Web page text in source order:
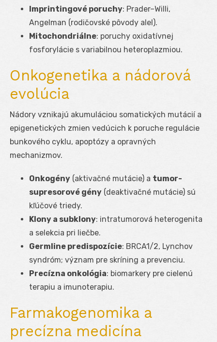
Imprintingové poruchy: Prader–Willi,
Angelman (rodičovské pôvody alel).
Mitochondriálne: poruchy oxidatívnej
fosforylácie s variabilnou heteroplazmiou.
Onkogenetika a nádorová
evolúcia
Nádory vznikajú akumuláciou somatických mutácií a
epigenetických zmien vedúcich k poruche regulácie
bunkového cyklu, apoptózy a opravných
mechanizmov.
Onkogény (aktivačné mutácie) a tumor-
supresorové gény (deaktivačné mutácie) sú
kľúčové triedy.
Klony a subklony: intratumorová heterogenita
a selekcia pri liečbe.
Germline predispozície: BRCA1/2, Lynchov
syndróm; význam pre skríning a prevenciu.
Precízna onkológia: biomarkery pre cielenú
terapiu a imunoterapiu.
Farmakogenomika a
precízna medicína